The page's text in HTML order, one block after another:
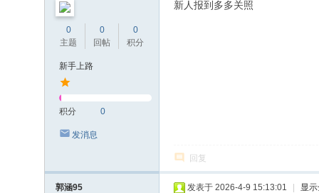
0
主题
0
回帖
0
积分
新手上路
积分 0
发消息
新人报到多多关照
回复
郭涵95 发表于 2026-4-9 15:13:01 显